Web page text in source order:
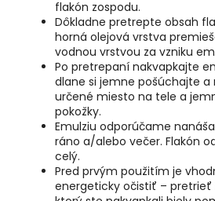
flakón zospodu.
Dôkladne pretrepte obsah
horná olejová vrstva
vodnou vrstvou za vzniku
Po pretrepaní nakvapkajte
dlane si jemne pošúchajte
určené miesto na tele a
pokožky.
Emulziu odporúčame
ráno a/alebo večer. Flakón
celý.
Pred prvým použitím je
energeticky očistiť –